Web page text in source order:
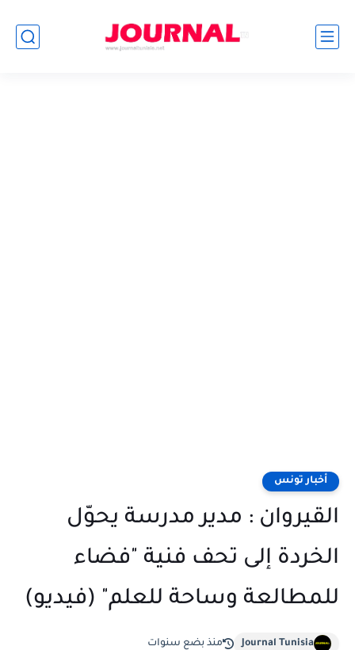
أخبار تونس
القيروان : مدير مدرسة يحوّل
الخردة إلى تحف فنية "فضاء
للمطالعة وساحة للعلم" (فيديو)
Journal Tunisia منذ بضع سنوات